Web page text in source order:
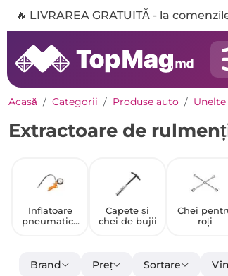
🔥 LIVRAREA GRATUITĂ - la
Acasă Categorii Produse auto
Extractoare de
Inflatoare
pneumatice
Capete și
chei de bujii
Chei
roți
Brand Preț Sortare